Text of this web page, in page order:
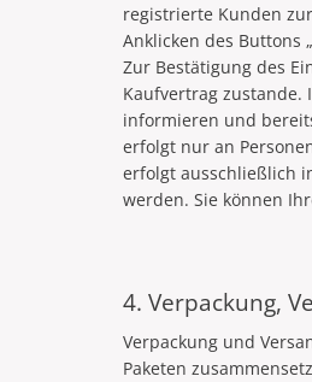
registrierte Kunden
Anklicken des Buttons
Zur Bestätigung des
Kaufvertrag
informieren und
erfolgt nur an
erfolgt ausschließlich
werden. Sie können
4. Verpackung,
Verpackung und
Paketen